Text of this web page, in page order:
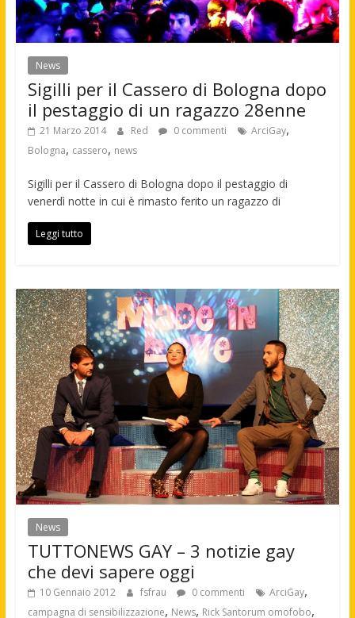
News
Sigilli per il Cassero di Bologna dopo
il pestaggio di un ragazzo 28enne
21 Marzo 2014 Red 0 commenti ArciGay,
Bologna, cassero, news
Sigilli per il Cassero di Bologna dopo il pestaggio di
venerdì notte in cui è rimasto ferito un ragazzo di
Leggi tutto
News
TUTTONEWS GAY – 3 notizie gay
che devi sapere oggi
10 Gennaio 2012 fsfrau 0 commenti ArciGay,
campagna di sensibilizzazione, News, Rick Santorum omofobo,